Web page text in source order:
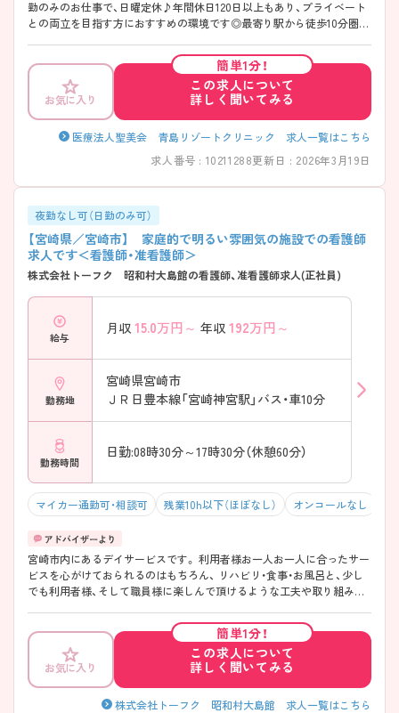
勤のみのお仕事で、日曜定休♪年間休日120日以上もあり、プライベート
との両立を目指す方におすすめの環境です◎最寄り駅から徒歩10分圏内
りが評価されてしっかりと還元されます。さらに各種手当もあるのは嬉
しいポイントです◎ こちらの求人にご興味がございましたら面接のポ
イントもお伝えしますので是非ご応募お待ちしております。
お気に入り
簡単1分！
この求人について
詳しく聞いてみる
医療法人聖美会 青島リゾートクリニック 求人一覧はこちら
求人番号 : 10211288更新日 : 2026年3月19日
夜勤なし可（日勤のみ可）
【宮崎県／宮崎市】 家庭的で明るい雰囲気の施設での看護師
求人です＜看護師・准看護師＞
株式会社トーフク 昭和村大島館の看護師、准看護師求人(正社員)
給与
月収 15.0万円～ 年収 192万円～
勤務地
宮崎県宮崎市
ＪＲ日豊本線「宮崎神宮駅」バス・車10分
勤務時間
日勤:08時30分～17時30分（休憩60分）
マイカー通勤可・相談可 残業10h以下（ほぼなし） オンコールなし
宮崎市内にあるデイサービスです。 利用者様お一人お一人に合ったサー
ビスを心がけておられるのはもちろん、 リハビリ・食事・お風呂と、少し
でも利用者様、そして職員様に楽しんで頂けるような工夫や取り組みを
プライベートと両立しながら長く勤務頂けます。
お気に入り
簡単1分！
この求人について
詳しく聞いてみる
株式会社トーフク 昭和村大島館 求人一覧はこちら